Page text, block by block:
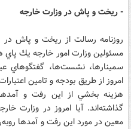
- ریخت و پاش در وزارت خارجه
روزنامه رسالت از ریخت و پاش در
مسئولين وزارت امور خارجه يك
سمينارها، نشست‌‌ها، گفتگوهاي
امروز از طريق بودجه و تامين
هزينه بخشي از اين رفت و
گذاشته‌اند. آيا امروز در وزارت
معين در مورد اين رفت و آمدها